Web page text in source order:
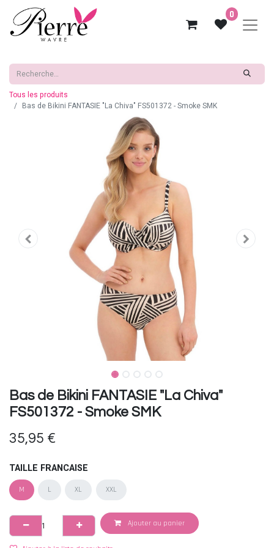
0
Tous les produits
Bas de Bikini FANTASIE "La Chiva" FS501372 - Smoke SMK
Bas de Bikini FANTASIE "La Chiva"
FS501372 - Smoke SMK
35,95 €
TAILLE FRANCAISE
M L XL XXL
Ajouter au panier